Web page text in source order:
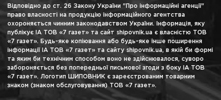
Відповідно до ст. 26 Закону України "Про інформаційні агенції"
право власності на продукцію інформаційного агентства
охороняється чинним законодавством України. Інформація, яку
публікує ІА ТОВ «7 газет» та сайт shipovnik.ua є власністю ТОВ
«7 газет». Будь-яке копіювання або будь-яке інше поширення
інформації ІА ТОВ «7 газет» та сайту shipovnik.ua, в якій би формі
та яким би технічним способом воно не здійснювалося, суворо
забороняється без попередньої письмової згоди з боку ІА ТОВ
«7 газет». Логотип ШИПОВНИК є зареєстрованим товарним
знаком (знаком обслуговування) ТОВ «7 газет».